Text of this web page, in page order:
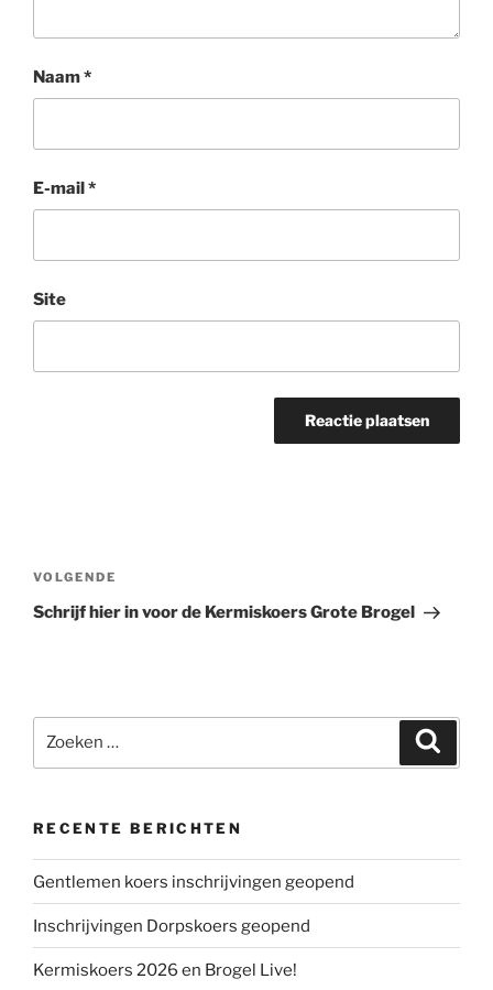
Naam*
E-mail*
Site
navigatie
Volgend
bericht
VOLGENDE
Schrijf hier in voor de Kermiskoers Grote Brogel
naar:
RECENTE BERICHTEN
Gentlemen koers inschrijvingen geopend
Inschrijvingen Dorpskoers geopend
Kermiskoers 2026 en Brogel Live!